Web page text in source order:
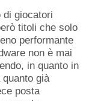
di giocatori
titoli che solo
performante
non è mai
in quanto in
già
posta